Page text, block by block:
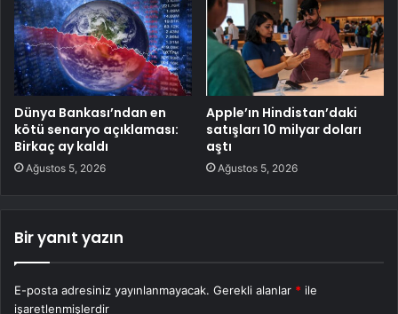
Dünya Bankası’ndan en
kötü senaryo açıklaması:
Birkaç ay kaldı
Ağustos 5, 2026
Apple’ın Hindistan’daki
satışları 10 milyar doları
aştı
Ağustos 5, 2026
Bir yanıt yazın
E-posta adresiniz yayınlanmayacak. Gerekli alanlar * ile
işaretlenmişlerdir